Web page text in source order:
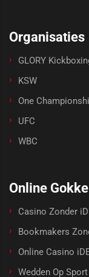
Organisaties
GLORY
KSW
One
UFC
WBC
Online
Casino Zonder
Bookmakers
Online Casino
Wedden Op Sport